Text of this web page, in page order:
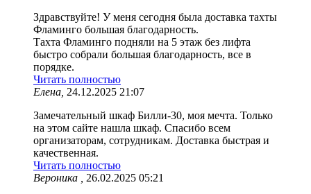
Здравствуйте! У меня сегодня была доставка тахты
Фламинго большая благодарность.
Тахта Фламинго подняли на 5 этаж без лифта
быстро собрали большая благодарность, все в
порядке.
Читать полностью
Елена, 24.12.2025 21:07
Замечательный шкаф Билли-30, моя мечта. Только
на этом сайте нашла шкаф. Спасибо всем
организаторам, сотрудникам. Доставка быстрая и
качественная.
Читать полностью
Вероника ,
26.02.2025 05:21